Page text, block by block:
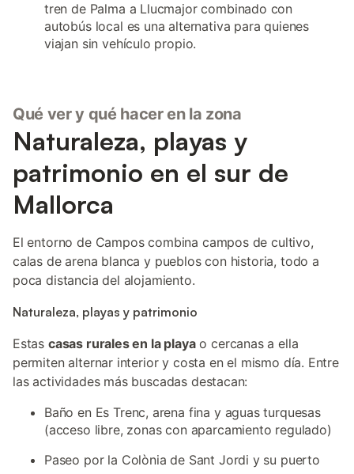
tren de Palma a Llucmajor combinado con
autobús local es una alternativa para quienes
viajan sin vehículo propio.
Qué ver y qué hacer en la zona
Naturaleza, playas y
patrimonio en el sur de
Mallorca
El entorno de Campos combina campos de cultivo,
calas de arena blanca y pueblos con historia, todo a
poca distancia del alojamiento.
Naturaleza, playas y patrimonio
Estas casas rurales en la playao cercanas a ella
permiten alternar interior y costa en el mismo día. Entre
las actividades más buscadas destacan:
Baño en Es Trenc, arena fina y aguas turquesas
(acceso libre, zonas con aparcamiento regulado)
Paseo por la Colònia de Sant Jordi y su puerto